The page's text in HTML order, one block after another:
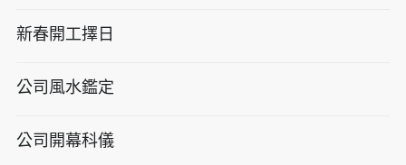
新春開工擇日
公司風水鑑定
公司開幕科儀